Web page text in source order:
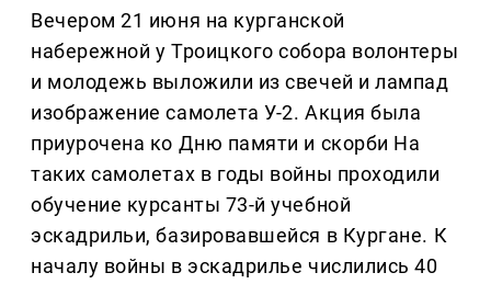
Вечером 21 июня на курганской
набережной у Троицкого собора волонтеры
и молодежь выложили из свечей и лампад
изображение самолета У-2. Акция была
приурочена ко Дню памяти и скорби На
таких самолетах в годы войны проходили
обучение курсанты 73-й учебной
эскадрильи, базировавшейся в Кургане. К
началу войны в эскадрилье числились 40